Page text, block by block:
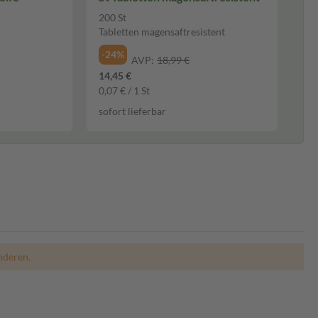
200 St
Tabletten magensaftresistent
-24%
AVP: 18,99 €
14,45 €
0,07 € / 1 St
sofort lieferbar